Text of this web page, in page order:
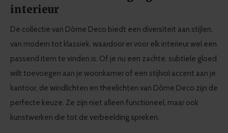
interieur
De collectie van Dôme Deco biedt een diversiteit aan stijlen,
van modern tot klassiek, waardoor er voor elk interieur wel een
passend item te vinden is. Of je nu een zachte, subtiele gloed
wilt toevoegen aan je woonkamer of een stijlvol accent aan je
kantoor, de windlichten en theelichten van Dôme Deco zijn de
perfecte keuze. Ze zijn niet alleen functioneel, maar ook
kunstwerken die tot de verbeelding spreken.